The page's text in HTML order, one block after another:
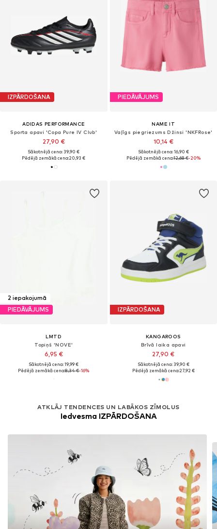
IZPĀRDOŠANA
ADIDAS PERFORMANCE
Sporta apavi 'Copa Pure IV Club'
27,90 €
Sākotnējā cena: 39,90 €
Pēdējā zemākā cena:20,93 €
PIEDĀVĀJUMS
NAME IT
Vaļīgs piegriezums Džinsi 'NKFRose'
10,14 €
Sākotnējā cena: 16,90 €
Pēdējā zemākā cena:12,68 €-20%
2 iepakojumā
PIEDĀVĀJUMS
LMTD
Topiņš 'NOVE'
6,95 €
Sākotnējā cena: 19,99 €
Pēdējā zemākā cena:8,34 €-16%
IZPĀRDOŠANA
KANGAROOS
Brīvā laika apavi
27,90 €
Sākotnējā cena: 39,90 €
Pēdējā zemākā cena:27,92 €
ATKLĀJ TENDENCES UN LABĀKOS ZĪMOLUS
Iedvesma IZPĀRDOŠANA